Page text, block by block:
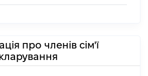
про членів сім'ї